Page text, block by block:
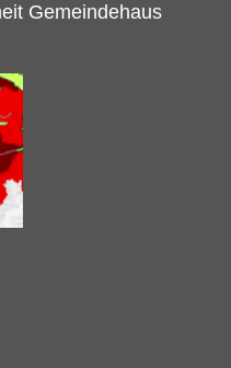
Gemeindehaus